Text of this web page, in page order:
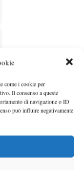
come i cookie per
Il consenso a queste
di navigazione o ID
può influire negativamente